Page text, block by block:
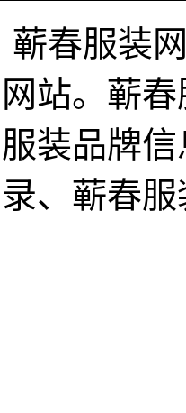
蕲春服装
网站。蕲
服装品牌
录、蕲春